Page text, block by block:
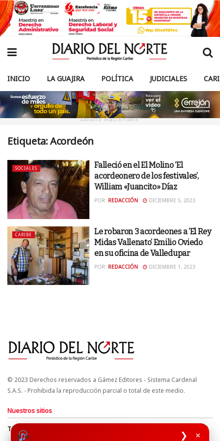
❯ ×
INICIO LA GUAJIRA POLÍTICA JUDICIALES
ANUNCIO PUBLICITARIO
Etiqueta:Acordeón
SOCIALES
Falleció en el El Molino ‘El
acordeonero de los festivales’,
William «Juancito» Díaz
POR: REDACCIÓN DICIEMBRE 5, 2023
CARIBE
Le robaron 3 acordeones a ‘El Rey
Midas Vallenato’ Emilio Oviedo
en su oficina de Valledupar
POR: REDACCIÓN DICIEMBRE 1, 2023
© 2023 Derechos reservados a Gámez Editores - Sistema Cardenal
S.A.S. - Prohibida la reproducción parcial o total de este medio.
Nuestros sitios
Términos y Condiciones
Derechos de Autor y Propiedad Intelectual